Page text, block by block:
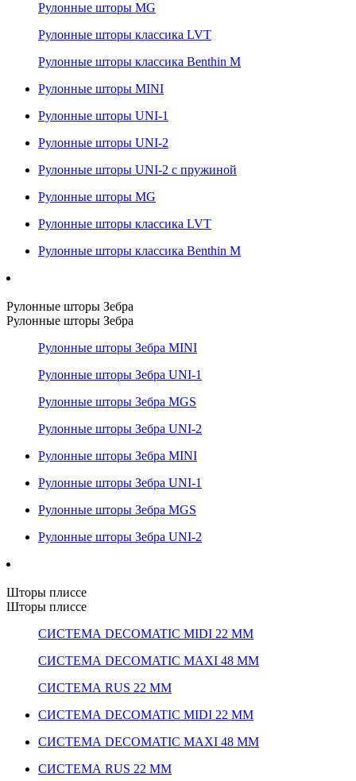
Рулонные шторы MG
Рулонные шторы классика LVT
Рулонные шторы классика Benthin M
Рулонные шторы MINI
Рулонные шторы UNI-1
Рулонные шторы UNI-2
Рулонные шторы UNI-2 с пружиной
Рулонные шторы MG
Рулонные шторы классика LVT
Рулонные шторы классика Benthin M
Рулонные шторы Зебра
Рулонные шторы Зебра
Рулонные шторы Зебра MINI
Рулонные шторы Зебра UNI-1
Рулонные шторы Зебра MGS
Рулонные шторы Зебра UNI-2
Рулонные шторы Зебра MINI
Рулонные шторы Зебра UNI-1
Рулонные шторы Зебра MGS
Рулонные шторы Зебра UNI-2
Шторы плиссе
Шторы плиссе
СИСТЕМА DECOMATIC MIDI 22 ММ
СИСТЕМА DECOMATIC MAXI 48 ММ
СИСТЕМА RUS 22 ММ
СИСТЕМА DECOMATIC MIDI 22 ММ
СИСТЕМА DECOMATIC MAXI 48 ММ
СИСТЕМА RUS 22 ММ